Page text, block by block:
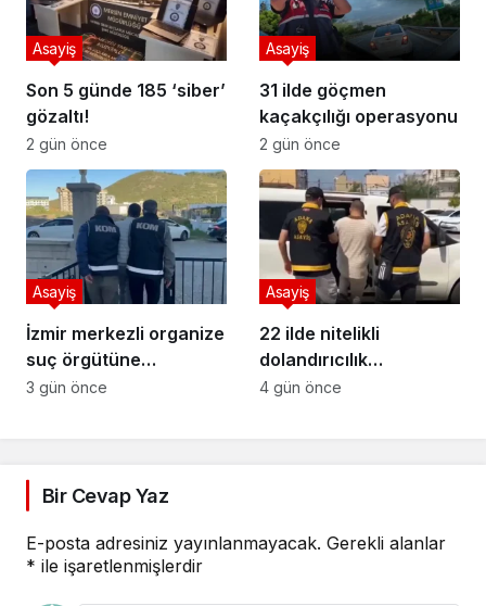
Son 5 günde 185 ‘siber’
gözaltı!
Asayiş
2 gün önce
31 ilde göçmen
kaçakçılığı operasyonu
Asayiş
2 gün önce
İzmir merkezli organize
suç örgütüne
operasyon
Asayiş
3 gün önce
22 ilde nitelikli
dolandırıcılık
operasyonu
Asayiş
4 gün önce
Bir Cevap Yaz
E-posta adresiniz yayınlanmayacak. Gerekli alanlar
* ile işaretlenmişlerdir